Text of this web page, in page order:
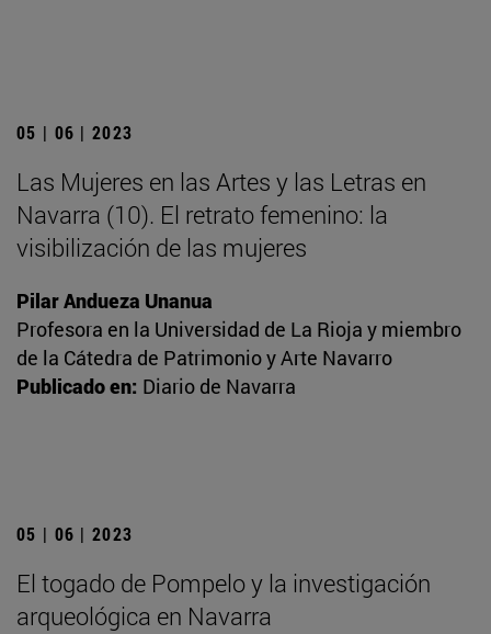
05 | 06 | 2023
Las Mujeres en las Artes y las Letras en
Navarra (10). El retrato femenino: la
visibilización de las mujeres
Pilar Andueza Unanua
Profesora en la Universidad de La Rioja y miembro
de la Cátedra de Patrimonio y Arte Navarro
Publicado en: Diario de Navarra
05 | 06 | 2023
El togado de Pompelo y la investigación
arqueológica en Navarra